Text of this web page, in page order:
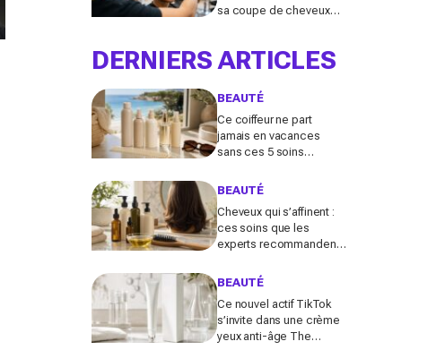
sa coupe de cheveux
DERNIERS ARTICLES
BEAUTÉ
Ce coiffeur ne part
jamais en vacances
sans ces 5 soins
minimaliste qui évite
BEAUTÉ
Cheveux qui s’affinent :
ces soins que les
experts recommandent
densité plus vite que
BEAUTÉ
Ce nouvel actif TikTok
s’invite dans une crème
yeux anti-âge The